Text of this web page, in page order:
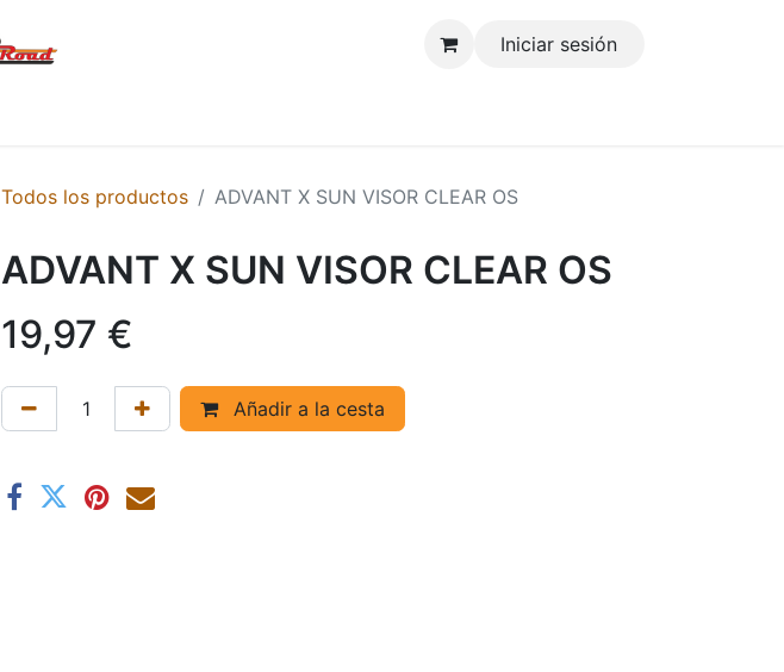
Iniciar sesión
Todos los productos ADVANT X SUN VISOR CLEAR OS
ADVANT X SUN VISOR CLEAR OS
19,97 €
Añadir a la cesta